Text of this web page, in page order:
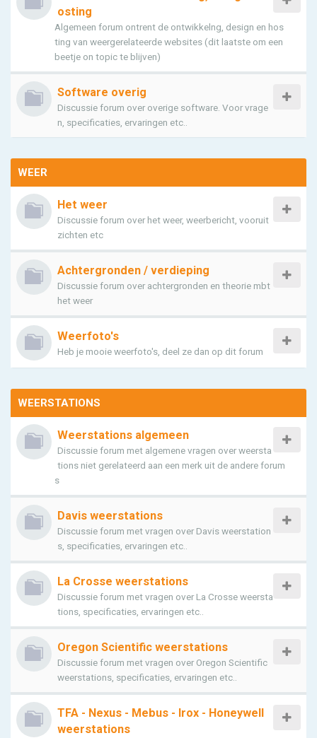
osting
Algemeen forum ontrent de ontwikkelng, design en hos
ting van weergerelateerde websites (dit laatste om een
beetje on topic te blijven)
Software overig
Discussie forum over overige software. Voor vrage
n, specificaties, ervaringen etc..
WEER
Het weer
Discussie forum over het weer, weerbericht, vooruit
zichten etc
Achtergronden / verdieping
Discussie forum over achtergronden en theorie mbt
het weer
Weerfoto's
Heb je mooie weerfoto's, deel ze dan op dit forum
WEERSTATIONS
Weerstations algemeen
Discussie forum met algemene vragen over weersta
tions niet gerelateerd aan een merk uit de andere forum
s
Davis weerstations
Discussie forum met vragen over Davis weerstation
s, specificaties, ervaringen etc..
La Crosse weerstations
Discussie forum met vragen over La Crosse weersta
tions, specificaties, ervaringen etc..
Oregon Scientific weerstations
Discussie forum met vragen over Oregon Scientific
weerstations, specificaties, ervaringen etc..
TFA - Nexus - Mebus - Irox - Honeywell
weerstations